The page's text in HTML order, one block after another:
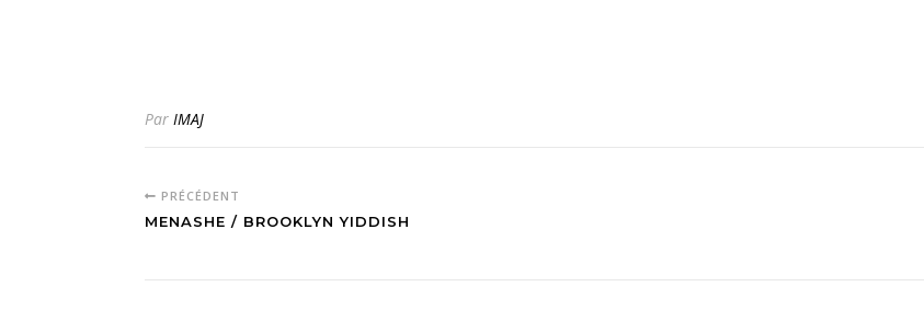
Par IMAJ
PRÉCÉDENT
MENASHE / BROOKLYN YIDDISH